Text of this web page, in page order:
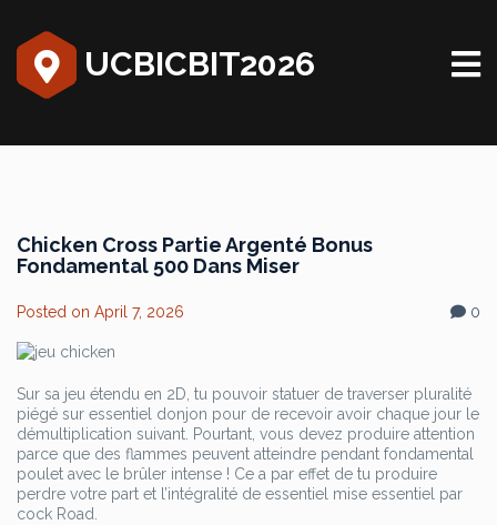
UCBICBIT2026
Chicken Cross Partie Argenté Bonus
Fondamental 500 Dans Miser
Posted on April 7, 2026 0
Sur sa jeu étendu en 2D, tu pouvoir statuer de traverser pluralité
piégé sur essentiel donjon pour de recevoir avoir chaque jour le
démultiplication suivant. Pourtant, vous devez produire attention
parce que des flammes peuvent atteindre pendant fondamental
poulet avec le brûler intense ! Ce a par effet de tu produire
perdre votre part et l’intégralité de essentiel mise essentiel par
cock Road.